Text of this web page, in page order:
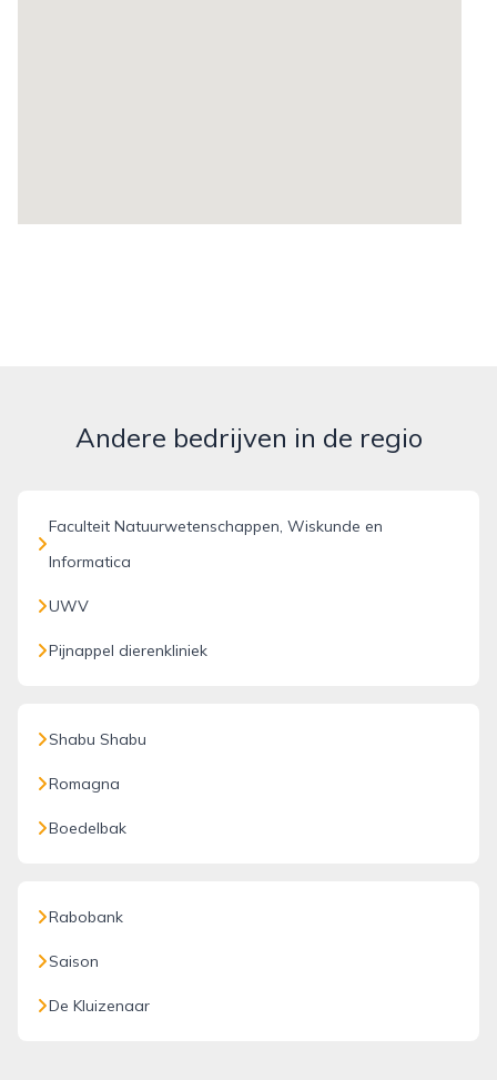
Andere bedrijven in de regio
Faculteit Natuurwetenschappen, Wiskunde en
Informatica
UWV
Pijnappel dierenkliniek
Shabu Shabu
Romagna
Boedelbak
Rabobank
Saison
De Kluizenaar